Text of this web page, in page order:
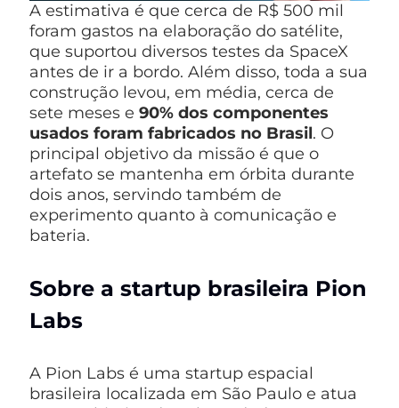
A estimativa é que cerca de R$ 500 mil
foram gastos na elaboração do satélite,
que suportou diversos testes da SpaceX
antes de ir a bordo. Além disso, toda a sua
construção levou, em média, cerca de
sete meses e 90% dos componentes
usados foram fabricados no Brasil. O
principal objetivo da missão é que o
artefato se mantenha em órbita durante
dois anos, servindo também de
experimento quanto à comunicação e
bateria.
Sobre a startup brasileira Pion
Labs
A Pion Labs é uma startup espacial
brasileira localizada em São Paulo e atua